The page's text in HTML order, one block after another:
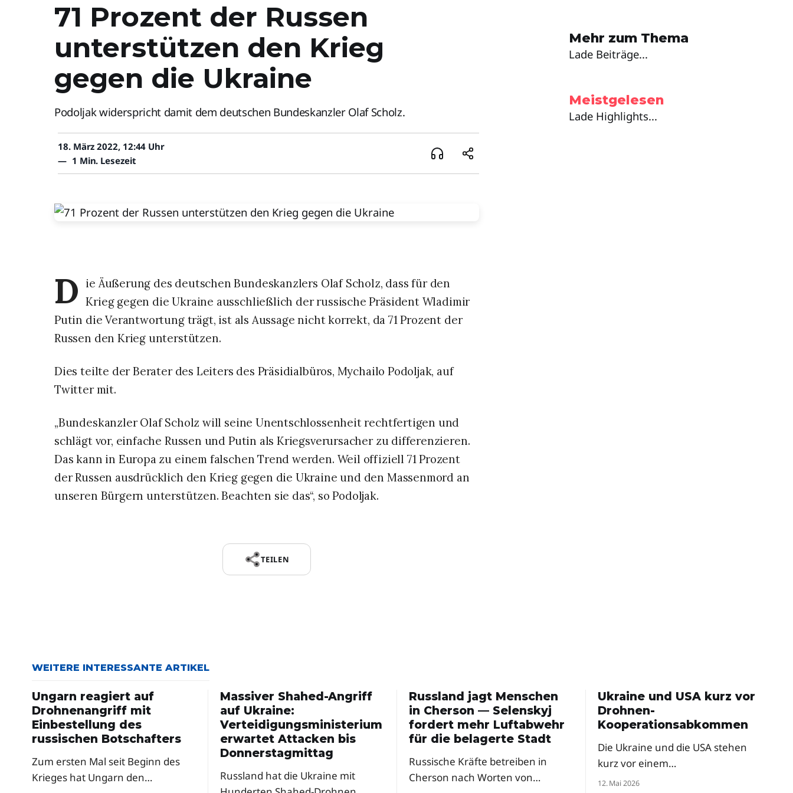
Mehr zum Thema
Lade Beiträge...
Meistgelesen
Lade Highlights...
71 Prozent der Russen
unterstützen den Krieg
gegen die Ukraine
Podoljak widerspricht damit dem deutschen Bundeskanzler Olaf Scholz.
18. März 2022, 12:44 Uhr
— 1 Min. Lesezeit
D ie Äußerung des deutschen Bundeskanzlers Olaf Scholz, dass für den
Krieg gegen die Ukraine ausschließlich der russische Präsident Wladimir
Putin die Verantwortung trägt, ist als Aussage nicht korrekt, da 71 Prozent der
Russen den Krieg unterstützen.
Dies teilte der Berater des Leiters des Präsidialbüros, Mychailo Podoljak, auf
Twitter mit.
„Bundeskanzler Olaf Scholz will seine Unentschlossenheit rechtfertigen und
schlägt vor, einfache Russen und Putin als Kriegsverursacher zu differenzieren.
Das kann in Europa zu einem falschen Trend werden. Weil offiziell 71 Prozent
der Russen ausdrücklich den Krieg gegen die Ukraine und den Massenmord an
unseren Bürgern unterstützen. Beachten sie das“, so Podoljak.
TEILEN
WEITERE INTERESSANTE ARTIKEL
Ungarn reagiert auf
Drohnenangriff mit
Einbestellung des
russischen Botschafters
Zum ersten Mal seit Beginn des
Krieges hat Ungarn den
Massiver Shahed-Angriff
auf Ukraine:
Verteidigungsministerium
erwartet Attacken bis
Donnerstagmittag
Russland hat die Ukraine mit
Russland jagt Menschen
in Cherson — Selenskyj
fordert mehr Luftabwehr
für die belagerte Stadt
Russische Kräfte betreiben in
Cherson nach Worten von
Ukraine und USA kurz vor
Drohnen-
Kooperationsabkommen
Die Ukraine und die USA stehen
kurz vor einem
Rüstungsabkommen zur
12. Mai 2026